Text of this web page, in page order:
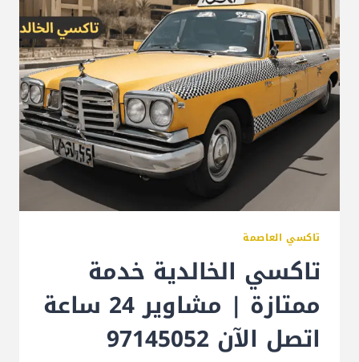
تاكسي العاصمة
تاكسي الخالدية خدمة
ممتازة | مشاوير 24 ساعة
اتصل الآن 97145052